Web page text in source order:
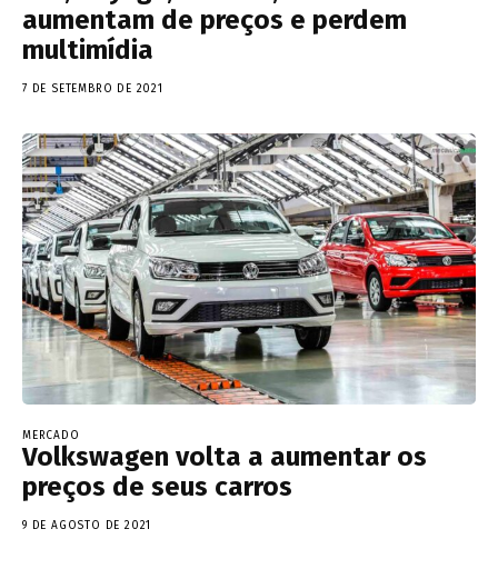
aumentam de preços e perdem
multimídia
7 DE SETEMBRO DE 2021
MERCADO
Volkswagen volta a aumentar os
preços de seus carros
9 DE AGOSTO DE 2021